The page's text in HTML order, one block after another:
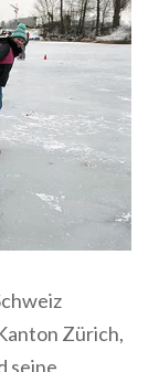
Zürich,
seine